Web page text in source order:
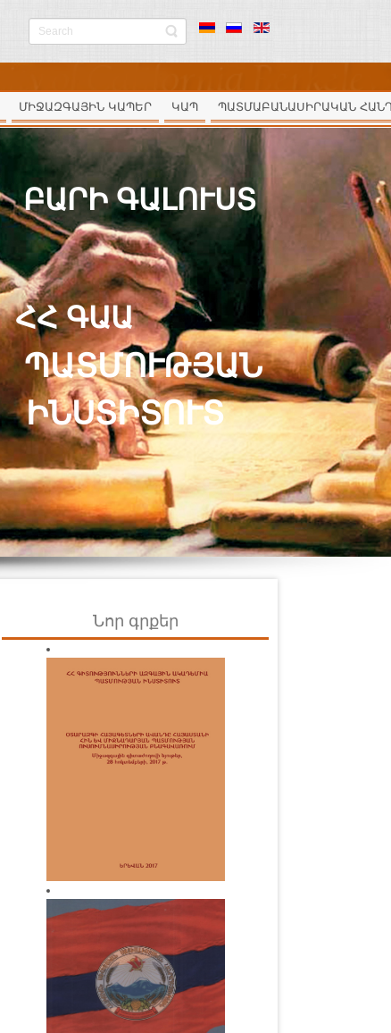
ՄԻՋԱԶԳԱՅԻՆ ԿԱՊԵՐ ԿԱՊ ՊԱՏՄԱԲԱՆԱՍԻՐԱԿԱՆ
ԲԱՐԻ ԳԱԼՈՒՍՏ
ՀՀ ԳԱԱ
ՊԱՏՄՈՒԹՅԱՆ
ԻՆՍՏԻՏՈՒՏ
Նոր գրքեր